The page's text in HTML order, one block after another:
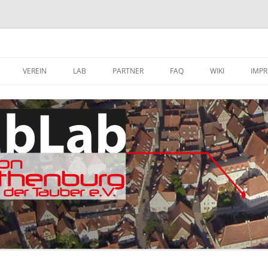
VEREIN LAB PARTNER FAQ WIKI